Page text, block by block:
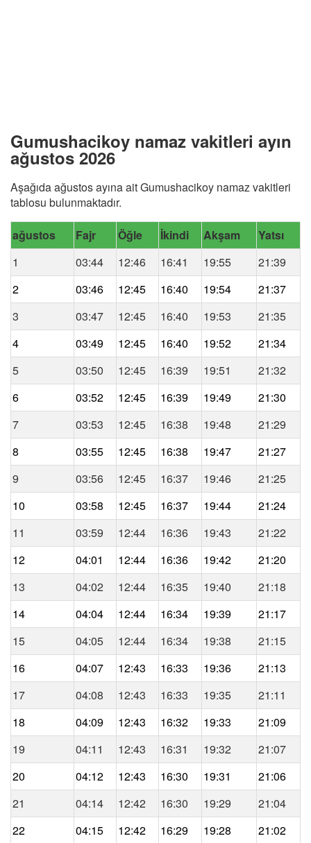
Gumushacikoy namaz vakitleri ayın
ağustos 2026
Aşağıda ağustos ayına ait Gumushacikoy namaz vakitleri
tablosu bulunmaktadır.
ağustos Fajr Öğle İkindi Akşam
Yatsı
1
03:44 12:46 16:41 19:55
21:39
2
03:46 12:45 16:40 19:54
21:37
3
03:47 12:45 16:40 19:53
21:35
4
03:49 12:45 16:40 19:52
21:34
5
03:50 12:45 16:39 19:51
21:32
6
03:52 12:45 16:39 19:49
21:30
7
03:53 12:45 16:38 19:48
21:29
8
03:55 12:45 16:38 19:47
21:27
9
03:56 12:45 16:37 19:46
21:25
10
03:58 12:45 16:37 19:44
21:24
11
03:59 12:44 16:36 19:43
21:22
12
04:01 12:44 16:36 19:42
21:20
13
04:02 12:44 16:35 19:40
21:18
14
04:04 12:44 16:34 19:39
21:17
15
04:05 12:44 16:34 19:38
21:15
16
04:07 12:43 16:33 19:36
21:13
17
04:08 12:43 16:33 19:35
21:11
18
04:09 12:43 16:32 19:33
21:09
19
04:11 12:43 16:31 19:32
21:07
20
04:12 12:43 16:30 19:31
21:06
21
04:14 12:42 16:30 19:29
21:04
22
04:15 12:42 16:29 19:28 21:02